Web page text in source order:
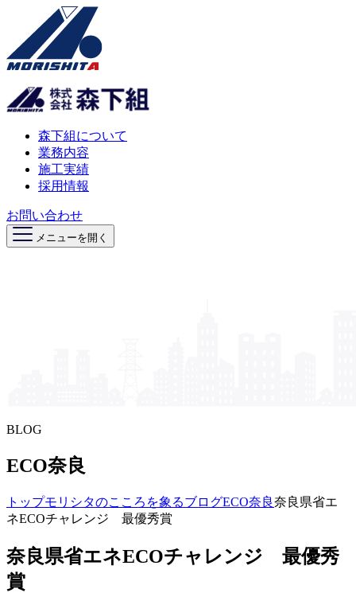
森下組について
業務内容
施工実績
採用情報
お問い合わせ
メニューを開く
BLOG
ECO奈良
トップモリシタの​こころを​象る​ブログECO奈良奈良県省エ
ネECOチャレンジ 最優秀賞
奈良県省エネECOチャレンジ 最優秀
賞